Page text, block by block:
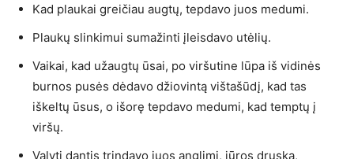
Kad plaukai greičiau augtų, tepdavo juos medumi.
Plaukų slinkimui sumažinti įleisdavo utėlių.
Vaikai, kad užaugtų ūsai, po viršutine lūpa iš vidinės
burnos pusės dėdavo džiovintą vištašūdį, kad tas
iškeltų ūsus, o išorę tepdavo medumi, kad temptų į
viršų.
Valyti dantis trindavo juos anglimi, jūros druska,